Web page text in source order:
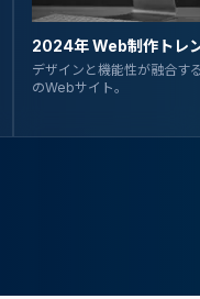
2024年 Web制作トレ
デザインと機能性が融合す
のWebサイト。